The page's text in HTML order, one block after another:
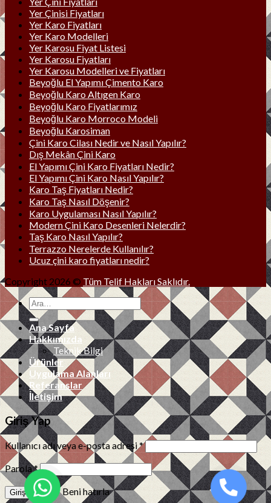
Yer Çinisi Fiyatları
Yer Karo Fiyatları
Yer Karo Modelleri
Yer Karosu Fiyat Listesi
Yer Karosu Fiyatları
Yer Karosu Modelleri ve Fiyatları
Beyoğlu El Yapımı Çimento Karo
Beyoğlu Karo Altıgen Karo
Beyoğlu Karo Fiyatlarımız
Beyoğlu Karo Morroco Modeli
Beyoğlu Karosiman
Çini Karo Cilası Nedir ve Nasıl Yapılır?
Dış Mekân Çini Karo
El Yapımı Çini Karo Fiyatları Nedir?
El Yapımı Çini Karo Nasıl Yapılır?
Karo Taş Fiyatları Nedir?
Karo Taş Nasıl Döşenir?
Karo Uygulaması Nasıl Yapılır?
Modern Çini Karo Desenleri Nelerdir?
Taş Karo Nasıl Yapılır?
Terrazzo Nerelerde Kullanılır?
Ucuz çini karo fiyatları nedir?
Copyright 2026 © Tüm Telif Hakları Saklıdır.
Ana Sayfa
Hakkımızda
Teknik Bilgi
Ürünler
Uygulama Alanları
Referanslar
İletişim
Giriş Yap
Kullanıcı adı veya e-posta adresi*
Parola*
Beni hatırla